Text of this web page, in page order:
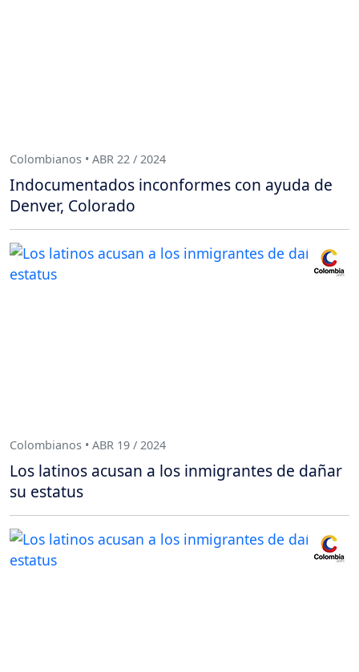
Colombianos • ABR 22 / 2024
Indocumentados inconformes con ayuda de
Denver, Colorado
Colombianos • ABR 19 / 2024
Los latinos acusan a los inmigrantes de dañar
su estatus